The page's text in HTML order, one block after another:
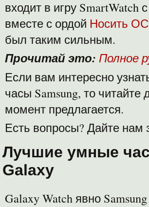
входит в игру SmartWatch с
вместе с ордой Носить ОС
был таким сильным.
Прочитай это: Полное
Если вам интересно
часы Samsung, то
момент предлагается.
Есть вопросы? Дайте нам
Лучшие умные
Galaxy
Galaxy Watch явно